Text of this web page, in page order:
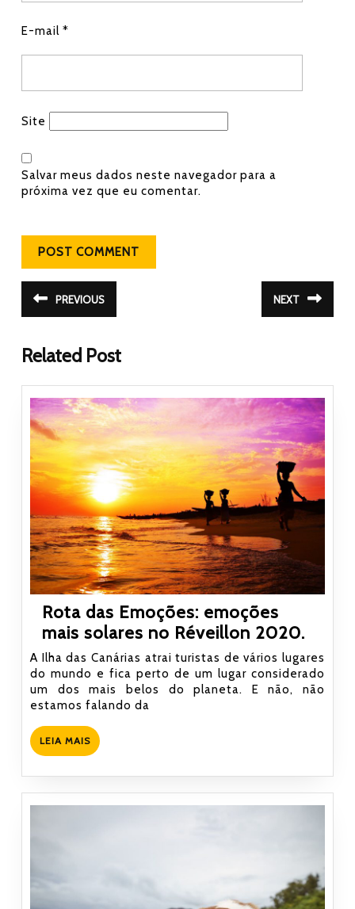
E-mail *
Site
Salvar meus dados neste navegador para a
próxima vez que eu comentar.
Navegação de Post
PREVIOUS
anterior:
NEXT
post:
Related Post
Rota das Emoções: emoções
mais solares no Réveillon 2020.
das
2020.
A Ilha das Canárias atrai turistas de vários lugares
do mundo e fica perto de um lugar considerado
um dos mais belos do planeta. E não, não
estamos falando da
LEIA MAISLEIA
MAIS